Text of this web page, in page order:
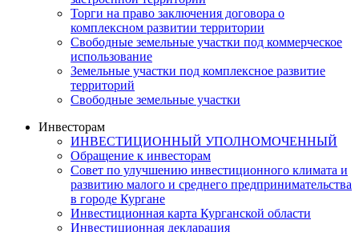
Торги на право заключения договора о
комплексном развитии территории
Свободные земельные участки под коммерческое
использование
Земельные участки под комплексное развитие
территорий
Свободные земельные участки
Инвесторам
ИНВЕСТИЦИОННЫЙ УПОЛНОМОЧЕННЫЙ
Обращение к инвесторам
Совет по улучшению инвестиционного климата и
развитию малого и среднего предпринимательства
в городе Кургане
Инвестиционная карта Курганской области
Инвестиционная декларация